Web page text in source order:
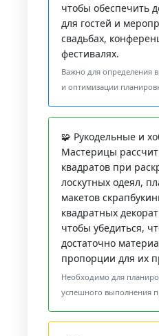
чтобы обеспечить
для гостей и
свадьбах,
фестивалях.
Важно для определения
и оптимизации
🧩 Рукодельные и
Мастерицы
квадратов при
лоскутных одеял,
макетов
квадратных
чтобы убедиться,
достаточно
пропорции для их
Необходимо для
успешного выполнения